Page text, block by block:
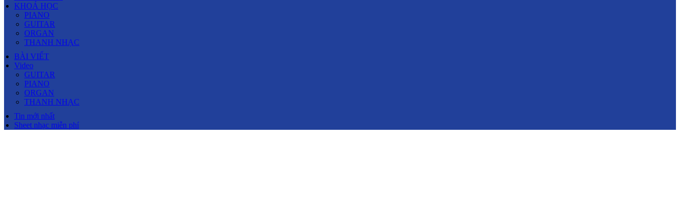
KHOÁ HỌC
PIANO
GUITAR
ORGAN
THANH NHẠC
BÀI VIẾT
Video
GUITAR
PIANO
ORGAN
THANH NHẠC
Tin mới nhất
Sheet nhạc miễn phí